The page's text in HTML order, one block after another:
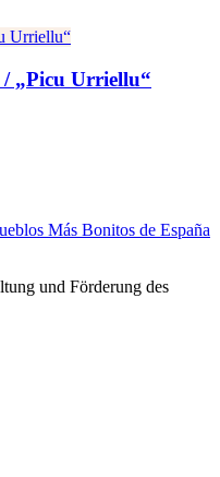
„Picu Urriellu“
Más Bonitos de España
und Förderung des